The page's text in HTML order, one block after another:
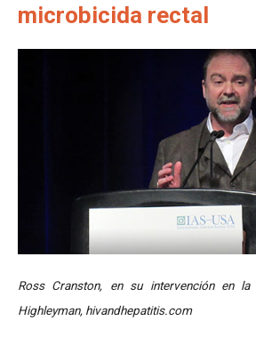
microbicida rectal
Ross Cranston, en su intervención en
Highleyman, hivandhepatitis.com